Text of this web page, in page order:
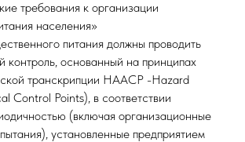
требования к организации
населения»
питания должны проводить
контроль, основанный на принципах
транскрипции HAACP -Hazard
Control Points), в соответствии
(включая организационные
установленные предприятием